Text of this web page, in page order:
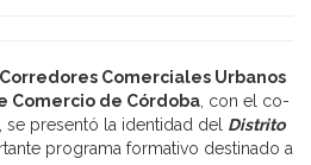
Corredores Comerciales Urbanos
Comercio de Córdoba , con el co-
, se presentó la identidad del Distrito
programa formativo destinado a